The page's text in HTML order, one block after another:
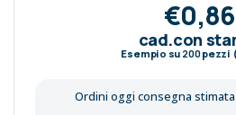
€0,86
cad.con
Esempio su 200pezzi
Ordini oggi consegna stimata